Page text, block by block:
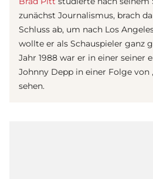
zunächst Journalismus, brach
Schluss ab, um nach Los
wollte er als Schauspieler ganz
Jahr 1988 war er in einer seiner
Johnny Depp in einer Folge von
sehen.